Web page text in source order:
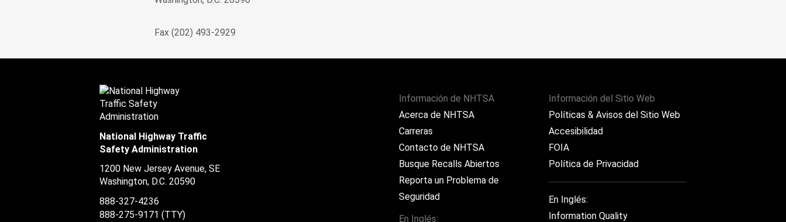
Fax (202) 493-2929
Información de NHTSA
Acerca de NHTSA
Carreras
Contacto de NHTSA
Busque Recalls Abiertos
Reporta un Problema de
Seguridad
En Inglés:
Información del Sitio Web
Políticas & Avisos del Sitio Web
Accesibilidad
FOIA
Política de Privacidad
En Inglés:
Information Quality
National Highway Traffic
Safety Administration
1200 New Jersey Avenue, SE
Washington, D.C. 20590
888-327-4236
888-275-9171 (TTY)